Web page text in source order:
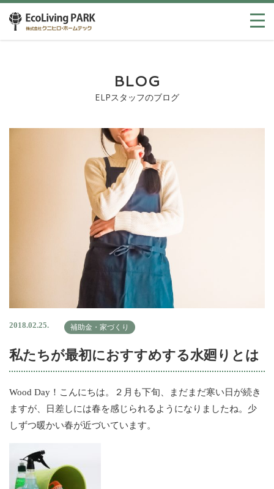
BLOG
ELPスタッフのブログ
2018.02.25. 補助金・家づくり
私たちが最初におすすめする水廻りとは
Wood Day！こんにちは。２月も下旬、まだまだ寒い日が続き
ますが、日差しには春を感じられるようになりましたね。少
しずつ暖かい春が近づいています。